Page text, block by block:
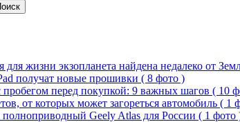
жизни экзопланета найдена недалеко от
получат новые прошивки ( 8 фото )
перед покупкой: 9 важных шагов ( 10
от которых может загореться автомобиль ( 1
Geely Atlas для России ( 1 фото